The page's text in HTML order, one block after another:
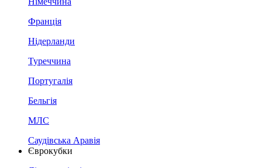
Франція
Нідерланди
Туреччина
Португалія
Бельгія
МЛС
Саудівська Аравія
Єврокубки